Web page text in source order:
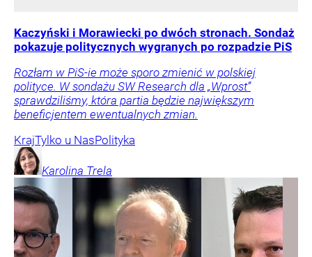
Kaczyński i Morawiecki po dwóch stronach. Sondaż
pokazuje politycznych wygranych po rozpadzie PiS
Rozłam w PiS-ie może sporo zmienić w polskiej
polityce. W sondażu SW Research dla „Wprost”
sprawdziliśmy, która partia będzie największym
beneficjentem ewentualnych zmian.
KrajTylko u NasPolityka
Karolina Trela